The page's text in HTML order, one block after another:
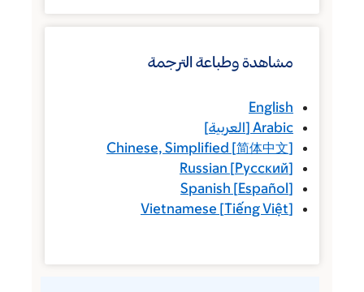
مشاهدة وطباعة الترجمة
English
Arabic
[العربية]
Chinese, Simplified [简体中文]
Russian [Русский]
Spanish [Español]
Vietnamese [Tiếng Việt]